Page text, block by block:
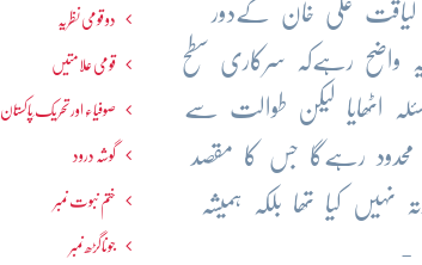
وزیراعظم لیاقت علی خان کےدور
واضح رہےکہ سرکاری سطح
اٹھایا لیکن طوالت سے
رہےگا جس کا مقصد
کیا تھا بلکہ ہمیشہ
-
دو قومی نظریہ
قومی علامتیں
صوفیاء اور تحریک ِپاکستان
گوشہ درود
ختم نبوت نمبر
جوناگڑھ نمبر